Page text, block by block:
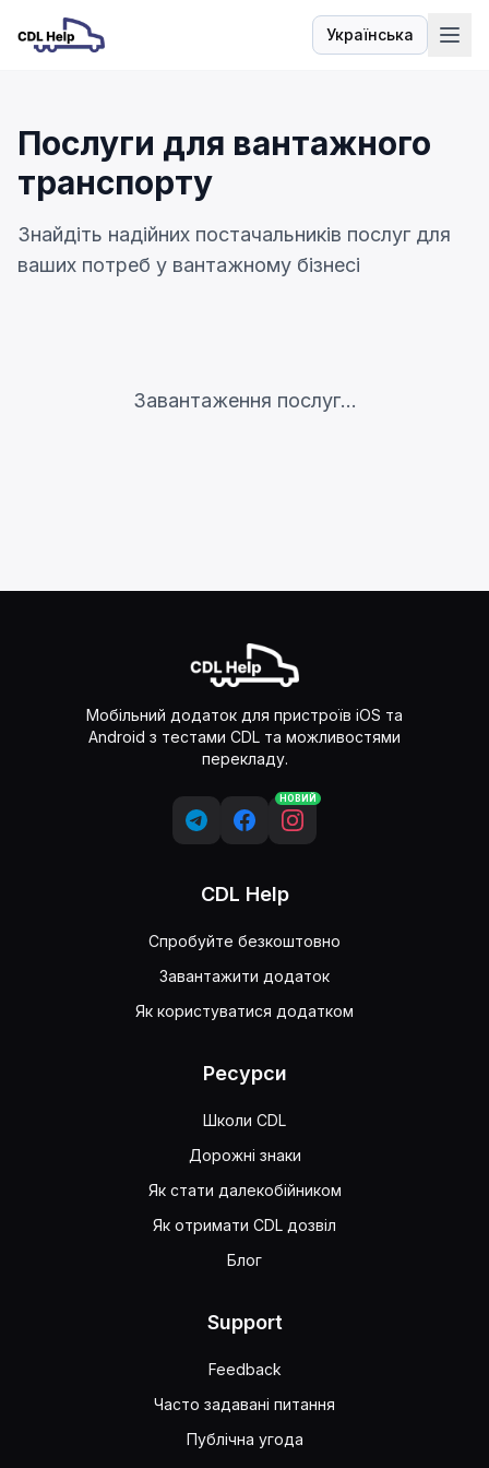
Українська
Мова
Послуги для вантажного
транспорту
Знайдіть надійних постачальників послуг для
ваших потреб у вантажному бізнесі
Завантаження послуг...
Мобільний додаток для пристроїв iOS та
Android з тестами CDL та можливостями
перекладу.
НОВИЙ
CDL Help
Спробуйте безкоштовно
Завантажити додаток
Як користуватися додатком
Ресурси
Школи CDL
Дорожні знаки
Як стати далекобійником
Як отримати CDL дозвіл
Блог
Support
Feedback
Часто задавані питання
Публічна угода